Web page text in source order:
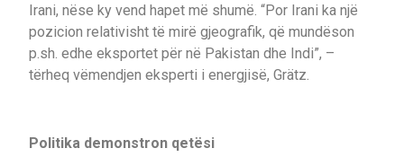
Irani, nëse ky vend hapet më shumë. “Por Irani ka një
pozicion relativisht të mirë gjeografik, që mundëson
p.sh. edhe eksportet për në Pakistan dhe Indi”, –
tërheq vëmendjen eksperti i energjisë, Grätz.
Politika demonstron qetësi